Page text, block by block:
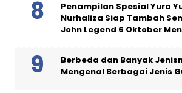
Penampilan Spesial Yura
Nurhaliza Siap Tambah
John Legend 6 Oktober
Berbeda dan Banyak
Mengenal Berbagai Jenis